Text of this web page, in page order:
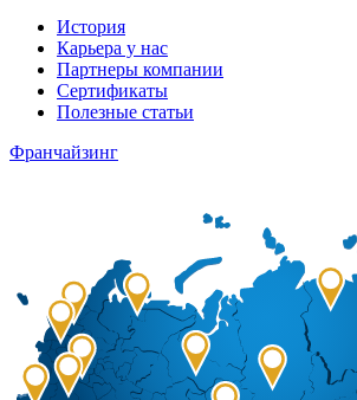
История
Карьера у нас
Партнеры компании
Сертификаты
Полезные статьи
Франчайзинг